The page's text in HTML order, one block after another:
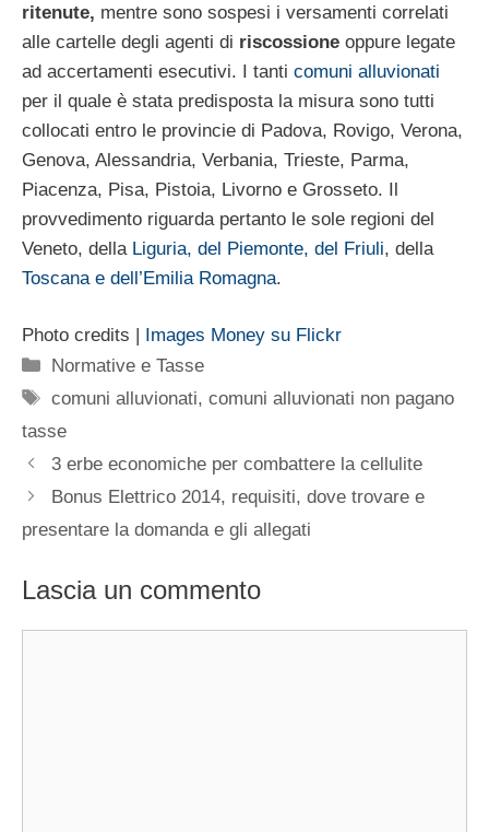
ritenute, mentre sono sospesi i versamenti correlati
alle cartelle degli agenti di riscossione oppure legate
ad accertamenti esecutivi. I tanti comuni alluvionati
per il quale è stata predisposta la misura sono tutti
collocati entro le provincie di Padova, Rovigo, Verona,
Genova, Alessandria, Verbania, Trieste, Parma,
Piacenza, Pisa, Pistoia, Livorno e Grosseto. Il
provvedimento riguarda pertanto le sole regioni del
Veneto, della Liguria, del Piemonte, del Friuli, della
Toscana e dell’Emilia Romagna.
Photo credits | Images Money su Flickr
Categorie
Normative e Tasse
Tag
comuni alluvionati,comuni alluvionati non pagano
tasse
3 erbe economiche per combattere la cellulite
Bonus Elettrico 2014, requisiti, dove trovare e
presentare la domanda e gli allegati
Lascia un commento